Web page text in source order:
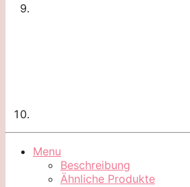
Menu
Beschreibung
Ähnliche Produkte